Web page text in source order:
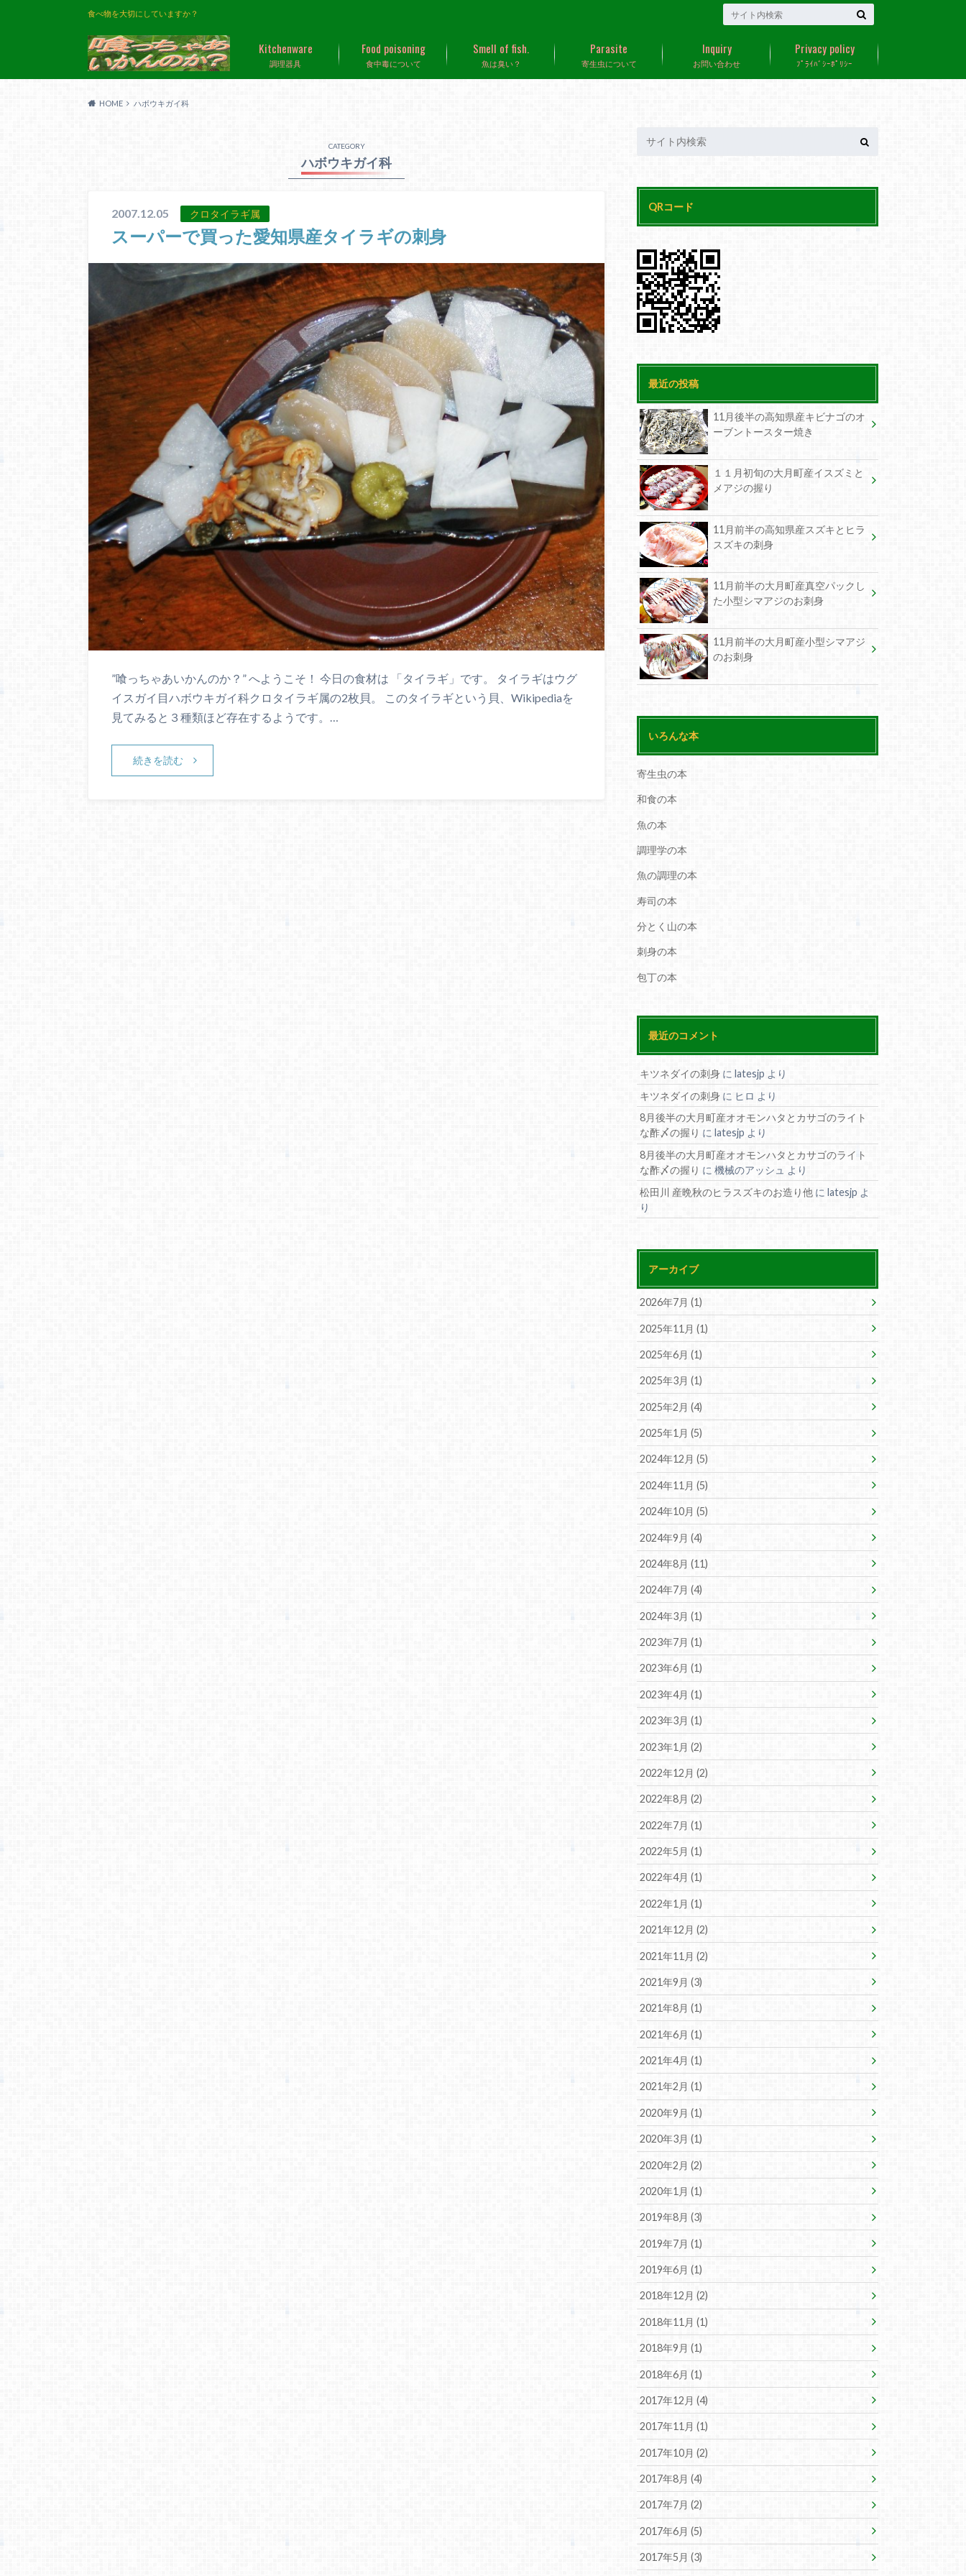
食べ物を大切にしていますか？
調理器具
Kitchenware
食中毒について
Food poisoning
魚は臭い？
Smell of fish.
寄生虫について
Parasite
お問い合わせ
Inquiry
ﾌﾟﾗｲﾊﾞｼｰﾎﾟﾘｼｰ
Privacy policy
HOME ハボウキガイ科
CATEGORY
ハボウキガイ科
2007.12.05 クロタイラギ属
スーパーで買った愛知県産タイラギの刺身
”喰っちゃあいかんのか？” へようこそ！ 今日の食材は 「タイラギ」です。 タイラギはウグ
イスガイ目ハボウキガイ科クロタイラギ属の2枚貝。 このタイラギという貝、Wikipediaを
見てみると３種類ほど存在するようです。…
続きを読む
QRコード
最近の投稿
11月後半の高知県産キビナゴのオ
ーブントースター焼き
１１月初旬の大月町産イスズミと
メアジの握り
11月前半の高知県産スズキとヒラ
スズキの刺身
11月前半の大月町産真空パックし
た小型シマアジのお刺身
11月前半の大月町産小型シマアジ
のお刺身
いろんな本
寄生虫の本
和食の本
魚の本
調理学の本
魚の調理の本
寿司の本
分とく山の本
刺身の本
包丁の本
最近のコメント
キツネダイの刺身 にlatesjp より
キツネダイの刺身 に ヒロ より
8月後半の大月町産オオモンハタとカサゴのライト
な酢〆の握り にlatesjp より
8月後半の大月町産オオモンハタとカサゴのライト
な酢〆の握り に機械のアッシュ より
松田川 産晩秋のヒラスズキのお造り他 にlatesjp よ
り
アーカイブ
2026年7月 (1)
2025年11月 (1)
2025年6月 (1)
2025年3月 (1)
2025年2月 (4)
2025年1月 (5)
2024年12月 (5)
2024年11月 (5)
2024年10月 (5)
2024年9月 (4)
2024年8月 (11)
2024年7月 (4)
2024年3月 (1)
2023年7月 (1)
2023年6月 (1)
2023年4月 (1)
2023年3月 (1)
2023年1月 (2)
2022年12月 (2)
2022年8月 (2)
2022年7月 (1)
2022年5月 (1)
2022年4月 (1)
2022年1月 (1)
2021年12月 (2)
2021年11月 (2)
2021年9月 (3)
2021年8月 (1)
2021年6月 (1)
2021年4月 (1)
2021年2月 (1)
2020年9月 (1)
2020年3月 (1)
2020年2月 (2)
2020年1月 (1)
2019年8月 (3)
2019年7月 (1)
2019年6月 (1)
2018年12月 (2)
2018年11月 (1)
2018年9月 (1)
2018年6月 (1)
2017年12月 (4)
2017年11月 (1)
2017年10月 (2)
2017年8月 (4)
2017年7月 (2)
2017年6月 (5)
2017年5月 (3)